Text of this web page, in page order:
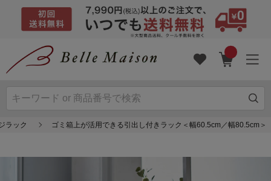
ラック ゴミ箱上が活用できる引出し付きラック＜幅60.5cm／幅80.5cm＞